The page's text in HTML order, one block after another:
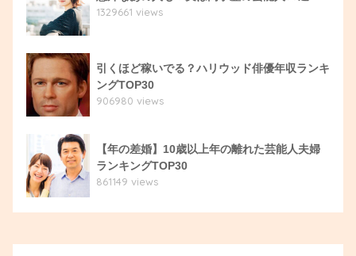
1329661 views
引くほど稼いでる？ハリウッド俳優年収ランキ
ングTOP30
906980 views
【年の差婚】10歳以上年の離れた芸能人夫婦
ランキングTOP30
861149 views